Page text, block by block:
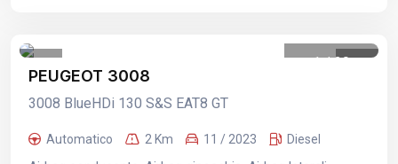
1 /29
PEUGEOT 3008
3008 BlueHDi 130 S&S EAT8 GT
Automatico 2 Km 11 / 2023 Diesel